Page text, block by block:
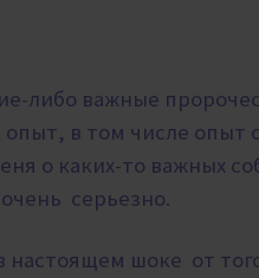
либо важные
в том числе опыт
о каких-то важных
серьезно.
настоящем шоке от